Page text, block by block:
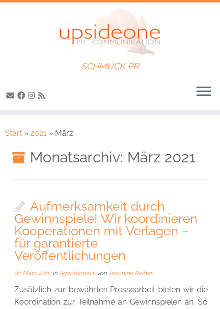
Inhalt
SCHMUCK PR
Start » 2021 » März
Monatsarchiv: März 2021
Aufmerksamkeit durch
Gewinnspiele! Wir koordinieren
Kooperationen mit Verlagen –
für garantierte
Veröffentlichungen
22. März 2021inAgenturnews vonJeannine Reiher
Zusätzlich zur bewährten Pressearbeit bieten wir die
Koordination zur Teilnahme an Gewinnspielen an. So